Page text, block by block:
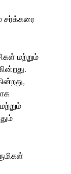
சர்க்கரை
மற்றும்